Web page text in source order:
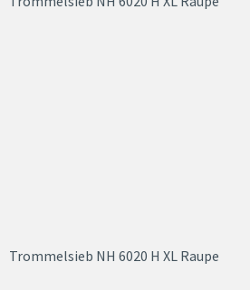
Trommelsieb NH 6020 H XL Raupe